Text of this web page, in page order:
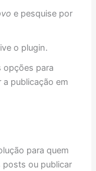
e pesquise por
o plugin.
opções para
publicação em
para quem
posts ou publicar